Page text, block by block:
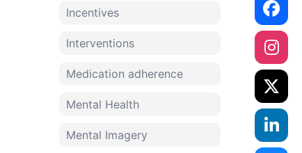
Incentives
Interventions
Medication adherence
Mental Health
Mental Imagery